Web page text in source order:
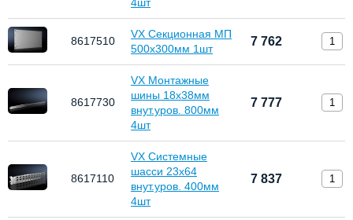
4шт
8617510
VX Секционная МП
500x300мм 1шт
7 762
8617730
VX Монтажные
шины 18х38мм
внут.уров. 800мм
4шт
7 777
8617110
VX Системные
шасси 23х64
внут.уров. 400мм
4шт
7 837